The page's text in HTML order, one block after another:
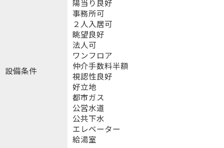
設備条件
陽当り良好
事務所可
２人入居可
眺望良好
法人可
ワンフロア
仲介手数料半額
視認性良好
好立地
都市ガス
公営水道
公共下水
エレベーター
給湯室